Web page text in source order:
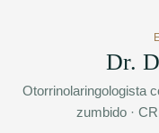
Dr.
Otorrinolaringologista
zumbido ·